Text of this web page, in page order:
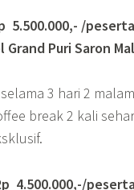
/peserta
Puri Saron
3 hari 2
break 2 kali
4.500.000,-/